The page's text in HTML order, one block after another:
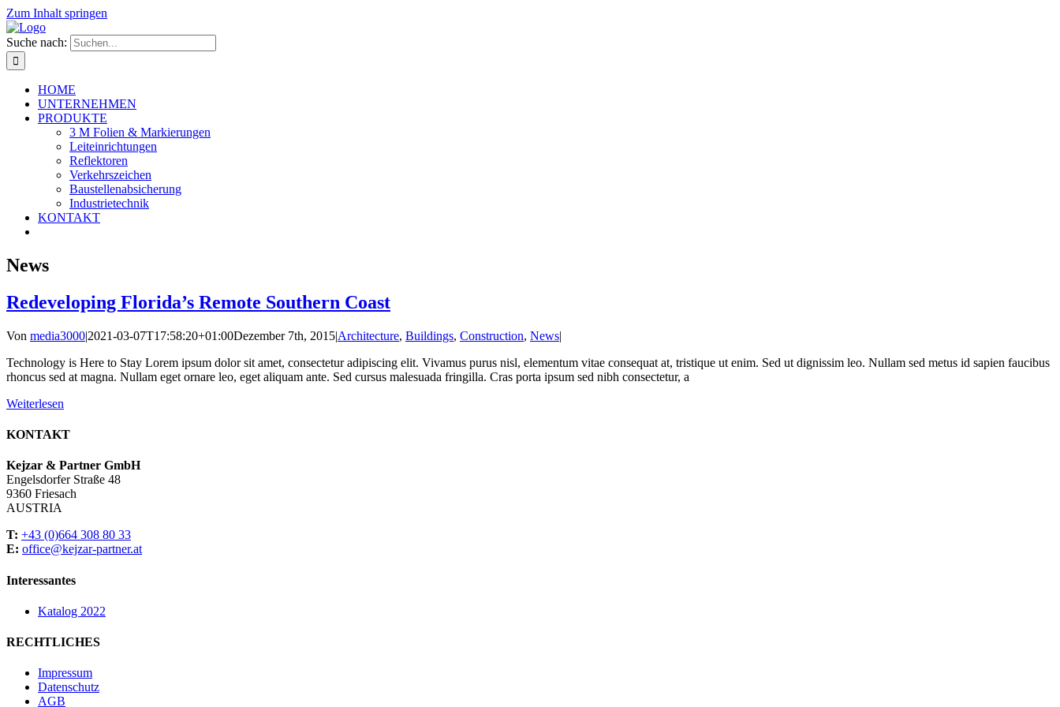
Zum Inhalt springen
Suche nach:
HOME
UNTERNEHMEN
PRODUKTE
3 M Folien & Markierungen
Leiteinrichtungen
Reflektoren
Verkehrszeichen
Baustellenabsicherung
Industrietechnik
KONTAKT
News
Redeveloping Florida’s Remote Southern Coast
Von media3000|2021-03-07T17:58:20+01:00Dezember 7th, 2015|Architecture, Buildings, Construction, News|
Technology is Here to Stay Lorem ipsum dolor sit amet, consectetur adipiscing elit. Vivamus purus nisl, elementum vitae consequat at, tristique ut enim. Sed ut dignissim leo. Nullam sed metus id sapien faucibus
rhoncus sed at magna. Nullam eget ornare leo, eget aliquam ante. Sed cursus malesuada fringilla. Cras porta ipsum sed nibh consectetur, a
Weiterlesen
KONTAKT
Kejzar & Partner GmbH
Engelsdorfer Straße 48
9360 Friesach
AUSTRIA
T: +43 (0)664 308 80 33
E: office@kejzar-partner.at
Interessantes
Katalog 2022
RECHTLICHES
Impressum
Datenschutz
AGB